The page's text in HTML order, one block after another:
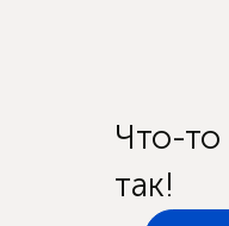
Что-
так!